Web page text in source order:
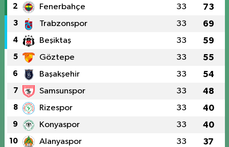
2 Fenerbahçe 33 73
3 Trabzonspor 33 69
4 Beşiktaş 33 59
5 Göztepe 33 55
6 Başakşehir 33 54
7 Samsunspor 33 48
8 Rizespor 33 40
9 Konyaspor 33 40
10 Alanyaspor 33 37